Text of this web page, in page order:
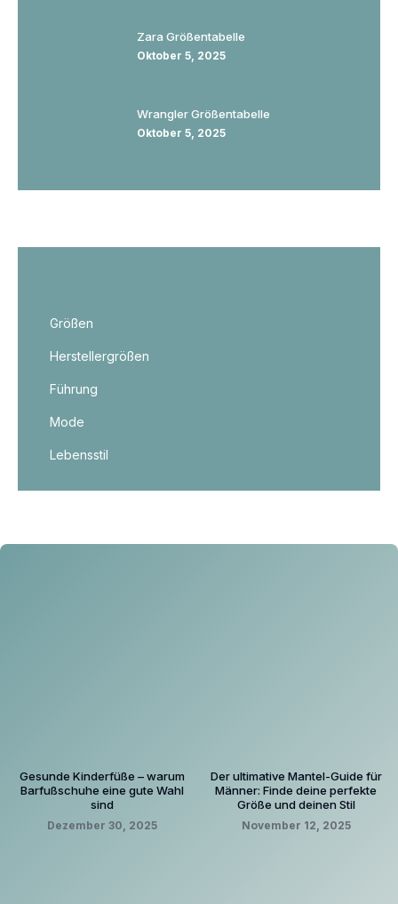
Zara Größentabelle
Oktober 5, 2025
Wrangler Größentabelle
Oktober 5, 2025
Größen
Herstellergrößen
Führung
Mode
Lebensstil
Gesunde Kinderfüße – warum
Barfußschuhe eine gute Wahl
sind
Dezember 30, 2025
Der ultimative Mantel-Guide für
Männer: Finde deine perfekte
Größe und deinen Stil
November 12, 2025